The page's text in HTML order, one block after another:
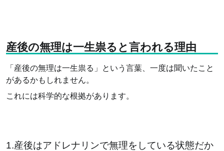
産後の無理は一生祟ると言われる理由
「産後の無理は一生祟る」という言葉、一度は聞いたこと
があるかもしれません。
これには科学的な根拠があります。
1.産後はアドレナリンで無理をしている状態だか